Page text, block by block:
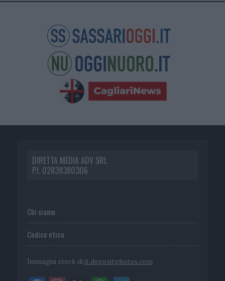
DIRETTA MEDIA ADV SRL
P.I. 02839380306
Chi siamo
Codice etico
Immagini stock di it.depositphotos.com